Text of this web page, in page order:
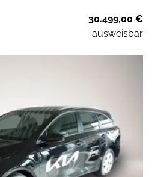
30.499,00 €
ausweisbar